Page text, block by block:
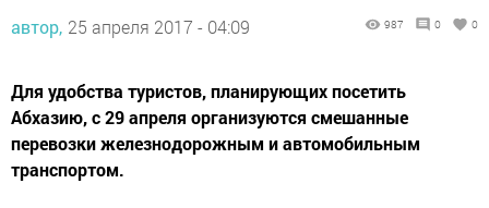
автор, 25 апреля 2017 - 04:09 987 0 0
Для удобства туристов, планирующих посетить
Абхазию, с 29 апреля организуются смешанные
перевозки железнодорожным и автомобильным
транспортом.